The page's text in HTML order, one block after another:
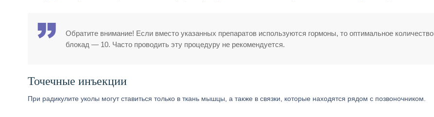
Обратите внимание! Если вместо указанных препаратов используются гормоны, то оптимальное количество
блокад — 10. Часто проводить эту процедуру не рекомендуется.
Точечные инъекции
При радикулите уколы могут ставиться только в ткань мышцы, а также в связки, которые находятся рядом с позвоночником.